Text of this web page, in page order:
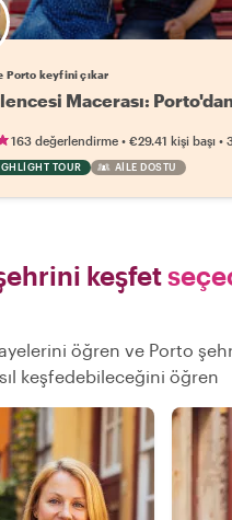
Porto keyfini çıkar
Macerası:
163 değerlendirme • €29.41 kişi başı •
TOUR AILE DOSTU
keşfet
öğren ve Porto
keşfedebileceğini öğren